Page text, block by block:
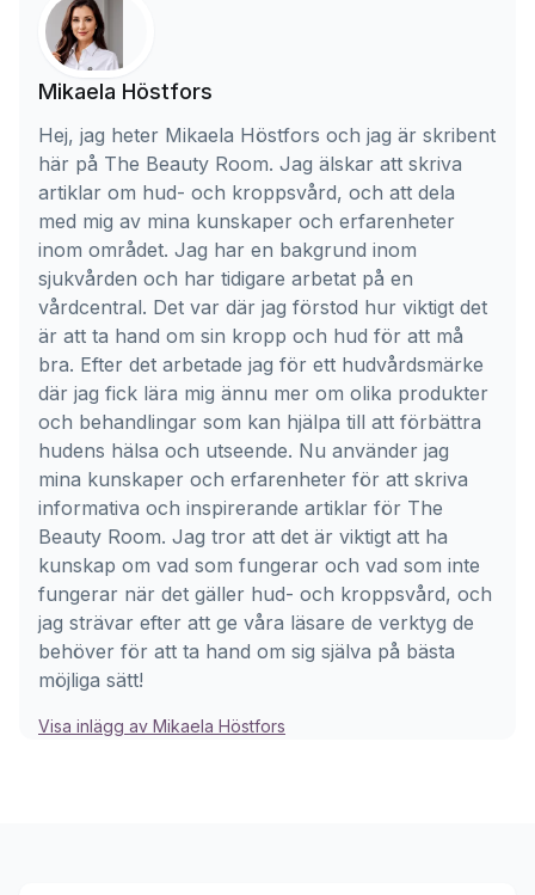
Mikaela Höstfors
Hej, jag heter Mikaela Höstfors och jag är skribent
här på The Beauty Room. Jag älskar att skriva
artiklar om hud- och kroppsvård, och att dela
med mig av mina kunskaper och erfarenheter
inom området. Jag har en bakgrund inom
sjukvården och har tidigare arbetat på en
vårdcentral. Det var där jag förstod hur viktigt det
är att ta hand om sin kropp och hud för att må
bra. Efter det arbetade jag för ett hudvårdsmärke
där jag fick lära mig ännu mer om olika produkter
och behandlingar som kan hjälpa till att förbättra
hudens hälsa och utseende. Nu använder jag
mina kunskaper och erfarenheter för att skriva
informativa och inspirerande artiklar för The
Beauty Room. Jag tror att det är viktigt att ha
kunskap om vad som fungerar och vad som inte
fungerar när det gäller hud- och kroppsvård, och
jag strävar efter att ge våra läsare de verktyg de
behöver för att ta hand om sig själva på bästa
möjliga sätt!
Visa inlägg av Mikaela Höstfors